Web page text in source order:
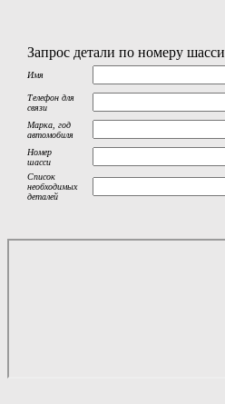
Запрос детали по номеру шасси
Имя
Телефон для
связи
Марка, год
автомобиля
Номер
шасси
Список
необходимых
деталей